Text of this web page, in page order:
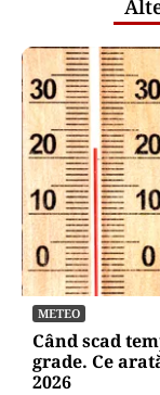
METEO
Când scad
grade. Ce
2026